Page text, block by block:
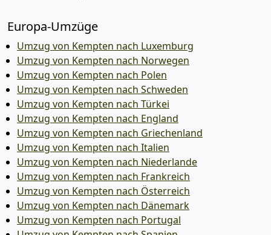
Europa-Umzüge
Umzug von Kempten nach Luxemburg
Umzug von Kempten nach Norwegen
Umzug von Kempten nach Polen
Umzug von Kempten nach Schweden
Umzug von Kempten nach Türkei
Umzug von Kempten nach England
Umzug von Kempten nach Griechenland
Umzug von Kempten nach Italien
Umzug von Kempten nach Niederlande
Umzug von Kempten nach Frankreich
Umzug von Kempten nach Österreich
Umzug von Kempten nach Dänemark
Umzug von Kempten nach Portugal